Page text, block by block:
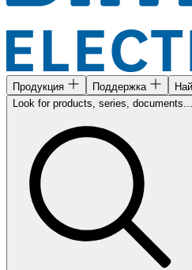
Продукция Поддержка
Look for products, series, documents...